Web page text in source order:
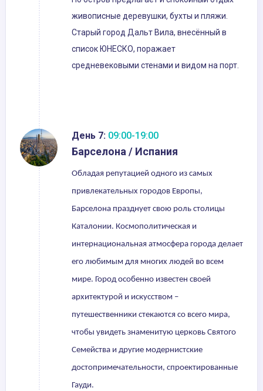
живописные деревушки, бухты и пляжи.
Старый город Дальт Вила, внесённый в
список ЮНЕСКО, поражает
средневековыми стенами и видом на порт.
День 7: 09:00-19:00
Барселона / Испания
Обладая репутацией одного из самых
привлекательных городов Европы,
Барселона празднует свою роль столицы
Каталонии. Космополитическая и
интернациональная атмосфера города делает
его любимым для многих людей во всем
мире. Город особенно известен своей
архитектурой и искусством –
путешественники стекаются со всего мира,
чтобы увидеть знаменитую церковь Святого
Семейства и другие модернистские
достопримечательности, спроектированные
Гауди.